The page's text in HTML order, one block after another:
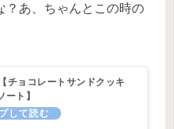
あ、ちゃんとこの時の
チョコレートサンドクッキ
ト】